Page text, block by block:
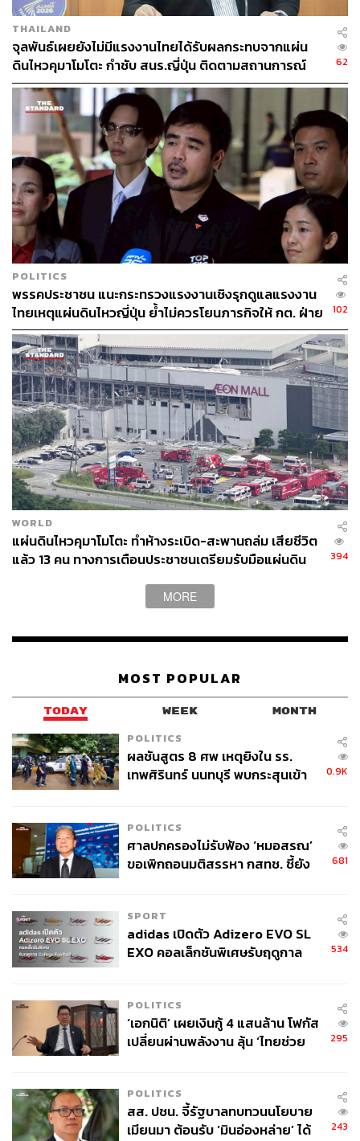
THAILAND
จุลพันธ์เผยยังไม่มีแรงงานไทยได้รับผลกระทบจากแผ่น
ดินไหวคุมาโมโตะ กำชับ สนร.ญี่ปุ่น ติดตามสถานการณ์
ใกล้ชิด
62
POLITICS
พรรคประชาชน แนะกระทรวงแรงงานเชิงรุกดูแลแรงงาน
ไทยเหตุแผ่นดินไหวญี่ปุ่น ย้ำไม่ควรโยนภารกิจให้ กต. ฝ่าย
เดียว
102
WORLD
แผ่นดินไหวคุมาโมโตะ ทำห้างระเบิด-สะพานถล่ม เสียชีวิต
แล้ว 13 คน ทางการเตือนประชาชนเตรียมรับมือแผ่นดิน
394
MORE
MOST POPULAR
TODAY WEEK MONTH
POLITICS
ผลชันสูตร 8 ศพ เหตุยิงใน รร.
เทพศิรินทร์ นนทบุรี พบกระสุนเข้า
0.9K
POLITICS
ศาลปกครองไม่รับฟ้อง ‘หมอสรณ’
ขอเพิกถอนมติสรรหา กสทช. ชี้ยัง
681
SPORT
adidas เปิดตัว Adizero EVO SL
EXO คอลเล็กชันพิเศษรับฤดูกาล
534
POLITICS
‘เอกนิติ’ เผยเงินกู้ 4 แสนล้าน โฟกัส
เปลี่ยนผ่านพลังงาน ลุ้น ‘ไทยช่วย
295
POLITICS
สส. ปชน. จี้รัฐบาลทบทวนนโยบาย
เมียนมา ต้อนรับ ‘มินอ่องหล่าย’ ได้
243